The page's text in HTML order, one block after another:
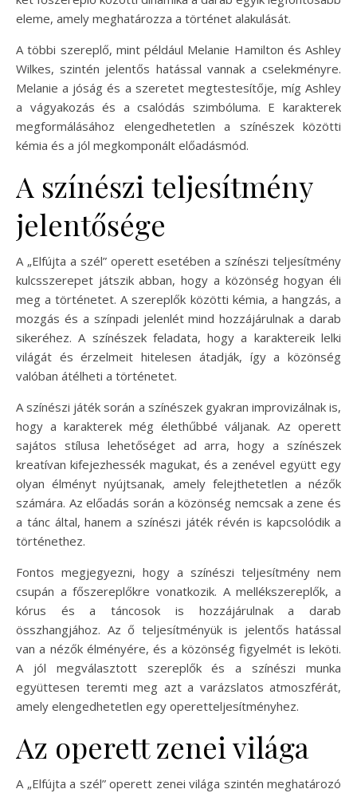
eleme, amely meghatározza a történet alakulását.
A többi szereplő, mint például Melanie Hamilton és Ashley
Wilkes, szintén jelentős hatással vannak a cselekményre.
Melanie a jóság és a szeretet megtestesítője, míg Ashley
a vágyakozás és a csalódás szimbóluma. E karakterek
megformálásához elengedhetetlen a színészek közötti
kémia és a jól megkomponált előadásmód.
A színészi teljesítmény
jelentősége
A „Elfújta a szél” operett esetében a színészi teljesítmény
kulcsszerepet játszik abban, hogy a közönség hogyan éli
meg a történetet. A szereplők közötti kémia, a hangzás, a
mozgás és a színpadi jelenlét mind hozzájárulnak a darab
sikeréhez. A színészek feladata, hogy a karaktereik lelki
világát és érzelmeit hitelesen átadják, így a közönség
valóban átélheti a történetet.
A színészi játék során a színészek gyakran improvizálnak is,
hogy a karakterek még élethűbbé váljanak. Az operett
sajátos stílusa lehetőséget ad arra, hogy a színészek
kreatívan kifejezhessék magukat, és a zenével együtt egy
olyan élményt nyújtsanak, amely felejthetetlen a nézők
számára. Az előadás során a közönség nemcsak a zene és
a tánc által, hanem a színészi játék révén is kapcsolódik a
történethez.
Fontos megjegyezni, hogy a színészi teljesítmény nem
csupán a főszereplőkre vonatkozik. A mellékszereplők, a
kórus és a táncosok is hozzájárulnak a darab
összhangjához. Az ő teljesítményük is jelentős hatással
van a nézők élményére, és a közönség figyelmét is leköti.
A jól megválasztott szereplők és a színészi munka
együttesen teremti meg azt a varázslatos atmoszférát,
amely elengedhetetlen egy operetteljesítményhez.
Az operett zenei világa
A „Elfújta a szél” operett zenei világa szintén meghatározó